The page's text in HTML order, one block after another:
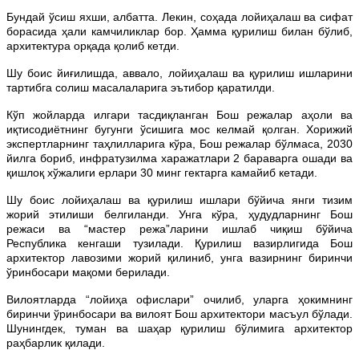
Бундай ўсиш яхши, албатта. Лекин, соҳада лойиҳалаш ва сифат
борасида ҳали камчиликлар бор. Ҳамма қурилиш билан бўлиб,
архитектура орқада қолиб кетди.
Шу боис йиғилишда, аввало, лойиҳалаш ва қурилиш ишларини
тартибга солиш масалаларига эътибор қаратилди.
Кўп жойларда илгари тасдиқланган Бош режалар аҳоли ва
иқтисодиётнинг бугунги ўсишига мос келмай қолган. Хорижий
экспертларнинг таҳлилларига кўра, Бош режалар бўлмаса, 2030
йилга бориб, инфратузилма харажатлари 2 бараварга ошади ва
қишлоқ хўжалиги ерлари 30 минг гектарга камайиб кетади.
Шу боис лойиҳалаш ва қурилиш ишлари бўйича янги тизим
жорий этилиши белгиланди. Унга кўра, ҳудудларнинг Бош
режаси ва “мастер режа”ларини ишлаб чиқиш бўйича
Республика кенгаши тузилади. Қурилиш вазирлигида Бош
архитектор лавозими жорий қилиниб, унга вазирнинг биринчи
ўринбосари мақоми берилади.
Вилоятларда “лойиҳа офислари” очилиб, уларга ҳокимнинг
биринчи ўринбосари ва вилоят Бош архитектори масъул бўлади.
Шунингдек, туман ва шаҳар қурилиш бўлимига архитектор
раҳбарлик қилади.